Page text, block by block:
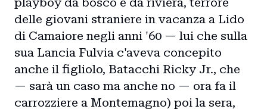
delle giovani straniere in vacanza a Lido
di Camaiore negli anni '60 — lui che sulla
sua Lancia Fulvia c'aveva concepito
anche il figliolo, Batacchi Ricky Jr., che
— sarà un caso ma anche no — ora fa il
carrozziere a Montemagno) poi la sera,